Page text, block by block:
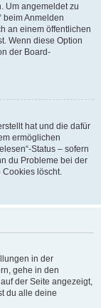
Um angemeldet zu
beim Anmelden
an einem öffentlichen
Wenn diese Option
der Board-
hat und die dafür
ermöglichen
Status – sofern
du Probleme bei der
Cookies löscht.
in der
gehe in den
der Seite angezeigt,
du alle deine